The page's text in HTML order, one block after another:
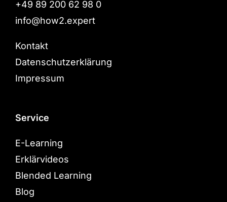
+49 89 200 62 98 0
info@how2.expert
Kontakt
Datenschutzerklärung
Impressum
Service
E-Learning
Erklärvideos
Blended Learning
Blog